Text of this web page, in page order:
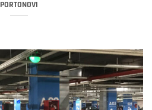
PORTONOVI